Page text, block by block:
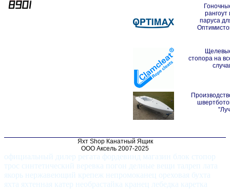
рангоут
паруса
стопора на
Яхт Shop Канатный Ящик
ООО Аксель 2007-2025
официальный дилер регата фордевинд магазин блок стопор
трос синтетический веревка погон делные вещи талреп лата
якорь нержавеющий крепеж непромоканец ореховая бухта
яхта яхтенная катер необрастайка кранец лебедка каретка